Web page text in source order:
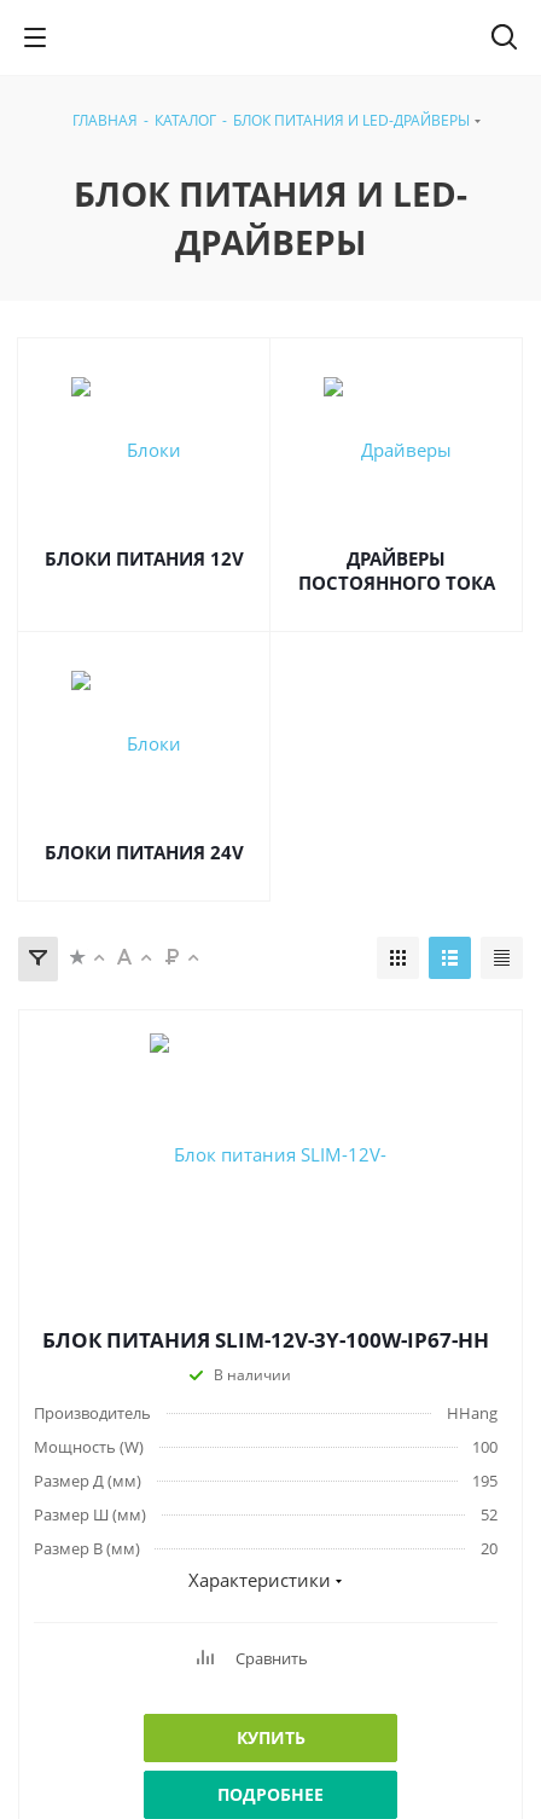
ГЛАВНАЯ - КАТАЛОГ - БЛОК ПИТАНИЯ И LED-ДРАЙВЕРЫ
БЛОК ПИТАНИЯ И LED-
ДРАЙВЕРЫ
БЛОКИ ПИТАНИЯ 12V
ДРАЙВЕРЫ
ПОСТОЯННОГО ТОКА
БЛОКИ ПИТАНИЯ 24V
БЛОК ПИТАНИЯ SLIM-12V-3Y-100W-IP67-HH
В наличии
Производитель
HHang
Мощность (W)
100
Размер Д (мм)
195
Размер Ш (мм)
52
Размер В (мм)
20
Характеристики
Сравнить
КУПИТЬ
ПОДРОБНЕЕ